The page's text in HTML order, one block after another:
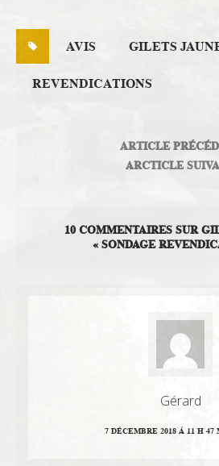
AVIS GILETS
REVENDICATIONS
ARTICLE
ARCTICLE
10 COMMENTAIRES SUR
« SONDAGE
Gérard
7 DÉCEMBRE 2018 Á 11 H 47